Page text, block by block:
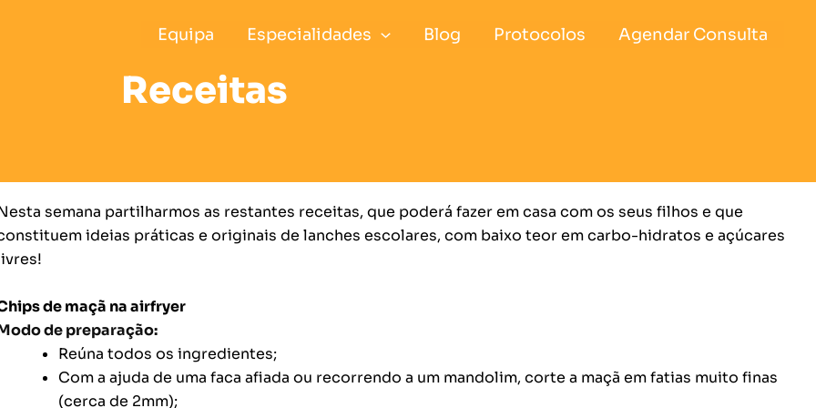
Equipa Especialidades Blog Protocolos Agendar Consulta
Receitas
semana partilharmos as restantes receitas, que poderá fazer em casa com os seus filhos e que
ideias práticas e originais de lanches escolares, com baixo teor em carbo-hidratos e açúcares
de maçã na airfryer
de preparação:
Reúna todos os ingredientes;
Com a ajuda de uma faca afiada ou recorrendo a um mandolim, corte a maçã em fatias muito finas
(cerca de 2mm);